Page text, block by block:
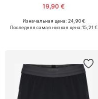
19,90 €
Доступные размеры: S, M, XL
Изначальная цена: 24,90 €
Последняя самая низкая цена:15,21 €